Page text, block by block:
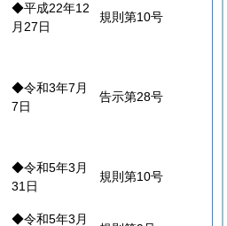
◆平成22年12
月27日
規則第10号
◆令和3年7月
7日
告示第28号
◆令和5年3月
31日
規則第10号
◆令和5年3月